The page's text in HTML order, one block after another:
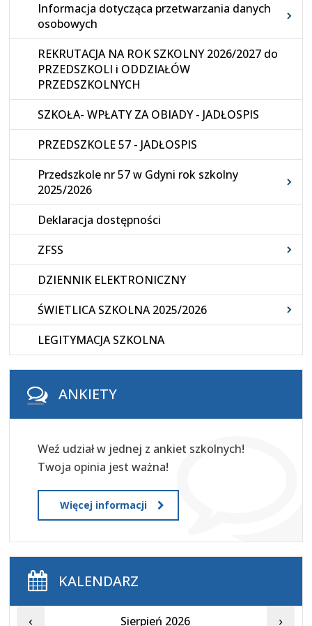
Informacja dotycząca przetwarzania danych
osobowych
REKRUTACJA NA ROK SZKOLNY 2026/2027 do
PRZEDSZKOLI i ODDZIAŁÓW
PRZEDSZKOLNYCH
SZKOŁA- WPŁATY ZA OBIADY - JADŁOSPIS
PRZEDSZKOLE 57 - JADŁOSPIS
Przedszkole nr 57 w Gdyni rok szkolny
2025/2026
Deklaracja dostępności
ZFSS
DZIENNIK ELEKTRONICZNY
ŚWIETLICA SZKOLNA 2025/2026
LEGITYMACJA SZKOLNA
ANKIETY
Weź udział w jednej z ankiet szkolnych!
Twoja opinia jest ważna!
Więcej informacji
KALENDARZ
‹ Sierpień 2026 ›